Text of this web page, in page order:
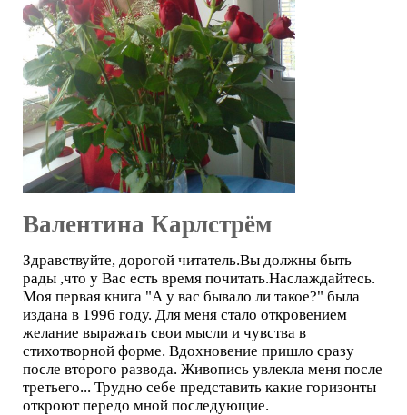
Валентина Карлстрём
Здравствуйте, дорогой читатель.Вы должны быть
рады ,что у Вас есть время почитать.Наслаждайтесь.
Моя первая книга "А у вас бывало ли такое?" была
издана в 1996 году. Для меня стало откровением
желание выражать свои мысли и чувства в
стихотворной форме. Вдохновение пришло сразу
после второго развода. Живопись увлекла меня после
третьего... Трудно себе представить какие горизонты
откроют передо мной последующие.